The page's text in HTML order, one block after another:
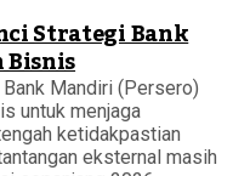
Strategi Bank
Bank Mandiri (Persero)
untuk menjaga
ketidakpastian
eksternal masih